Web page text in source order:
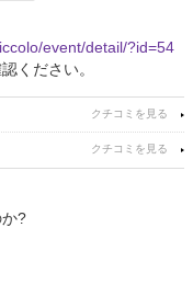
event/detail/?id=54
ください。
?